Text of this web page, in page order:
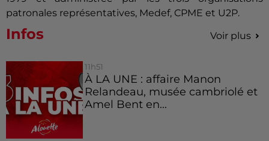
patronales représentatives, Medef, CPME et U2P.
Infos Voir plus
11h51
À LA UNE : affaire Manon
Relandeau, musée cambriolé et
Amel Bent en...